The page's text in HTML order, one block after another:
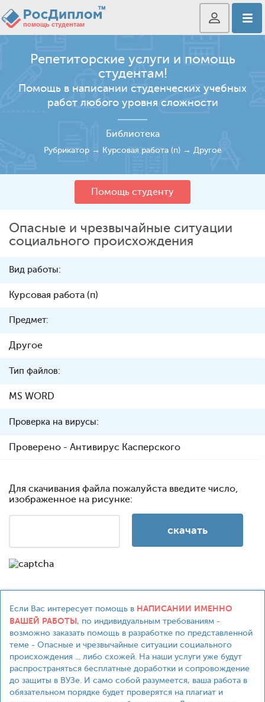
Репетиторские услуги и помощь
студентам!
Помощь в написании студенческих учебных
работ любого уровня сложности
Библиотека
Рубрикатор→ Курсовая работа (п)→ Другое
Помощь студенту
Опасные и чрезвычайные ситуации
социального происхождения
Вид работы:
Курсовая работа (п)
Предмет:
Другое
Тип файлов:
MS WORD
Проверка на вирусы:
Проверено - Антивирус Касперского
Для скачивания файла пожалуйста введите число,
изображенное на рисунке:
Если Вас интересует помощь в НАПИСАНИИ ИМЕННО
ВАШЕЙ РАБОТЫ, по индивидуальным требованиям -
возможно заказать помощь в разработке по представленной
теме - Опасные и чрезвычайные ситуации социального
происхождения ... либо схожей. На наши услуги уже будут
распространяться бесплатные доработки и сопровождение
до защиты в ВУЗе. И само собой разумеется, ваша работа в
обязательном порядке будет проверятся на плагиат и